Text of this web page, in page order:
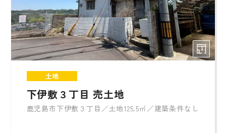
土地
下伊敷３丁目 売土地
鹿児島市下伊敷３丁目／土地125.5㎡／建築条件なし